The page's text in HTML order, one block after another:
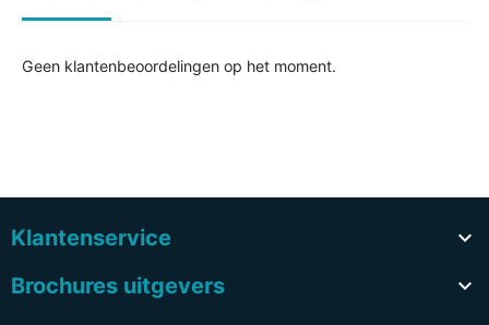
Geen klantenbeoordelingen op het moment.
Klantenservice

Brochures uitgevers
